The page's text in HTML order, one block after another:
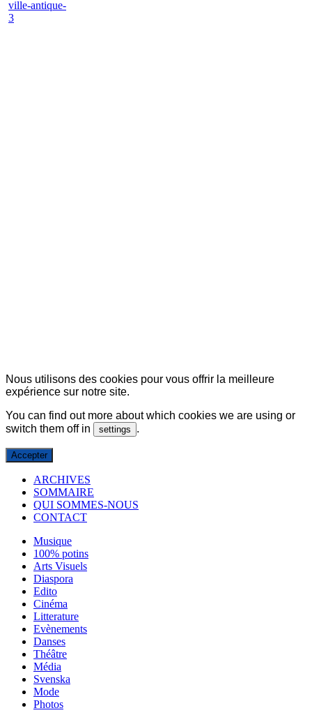
Nous utilisons des cookies pour vous offrir la meilleure
expérience sur notre site.
You can find out more about which cookies we are using or
switch them off in
settings .
Accepter
ARCHIVES
SOMMAIRE
QUI SOMMES-NOUS
CONTACT
Musique
100% potins
Arts Visuels
Diaspora
Edito
Cinéma
Litterature
Evènements
Danses
Théâtre
Média
Svenska
Mode
Photos